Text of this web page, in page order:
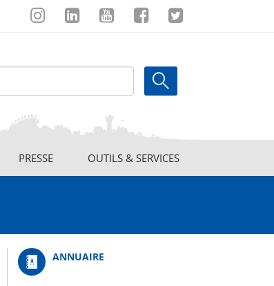
InstagramLinkedinYoutubeFacebookTwitter
PRESSE OUTILS & SERVICES
ANNUAIRE